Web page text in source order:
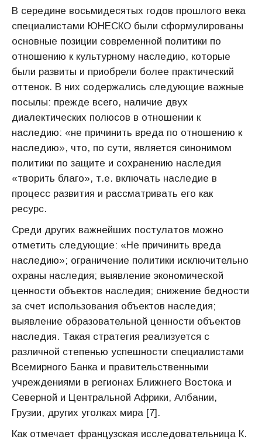
В середине восьмидесятых годов прошлого века
специалистами ЮНЕСКО были сформулированы
основные позиции современной политики по
отношению к культурному наследию, которые
были развиты и приобрели более практический
оттенок. В них содержались следующие важные
посылы: прежде всего, наличие двух
диалектических полюсов в отношении к
наследию: «не причинить вреда по отношению к
наследию», что, по сути, является синонимом
политики по защите и сохранению наследия
«творить благо», т.е. включать наследие в
процесс развития и рассматривать его как
ресурс.
Среди других важнейших постулатов можно
отметить следующие: «Не причинить вреда
наследию»; ограничение политики исключительно
охраны наследия; выявление экономической
ценности объектов наследия; снижение бедности
за счет использования объектов наследия;
выявление образовательной ценности объектов
наследия. Такая стратегия реализуется с
различной степенью успешности специалистами
Всемирного Банка и правительственными
учреждениями в регионах Ближнего Востока и
Северной и Центральной Африки, Албании,
Грузии, других уголках мира [7].
Как отмечает французская исследовательница К.